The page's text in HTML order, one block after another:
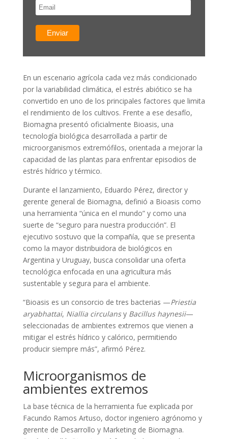
En un escenario agrícola cada vez más condicionado
por la variabilidad climática, el estrés abiótico se ha
convertido en uno de los principales factores que limita
el rendimiento de los cultivos. Frente a ese desafío,
Biomagna presentó oficialmente Bioasis, una
tecnología biológica desarrollada a partir de
microorganismos extremófilos, orientada a mejorar la
capacidad de las plantas para enfrentar episodios de
estrés hídrico y térmico.
Durante el lanzamiento, Eduardo Pérez, director y
gerente general de Biomagna, definió a Bioasis como
una herramienta “única en el mundo” y como una
suerte de “seguro para nuestra producción”. El
ejecutivo sostuvo que la compañía, que se presenta
como la mayor distribuidora de biológicos en
Argentina y Uruguay, busca consolidar una oferta
tecnológica enfocada en una agricultura más
sustentable y segura para el ambiente.
“Bioasis es un consorcio de tres bacterias —Priestia
aryabhattai, Niallia circulansy Bacillus haynesii—
seleccionadas de ambientes extremos que vienen a
mitigar el estrés hídrico y calórico, permitiendo
producir siempre más”, afirmó Pérez.
Microorganismos de
ambientes extremos
La base técnica de la herramienta fue explicada por
Facundo Ramos Artuso, doctor ingeniero agrónomo y
gerente de Desarrollo y Marketing de Biomagna.